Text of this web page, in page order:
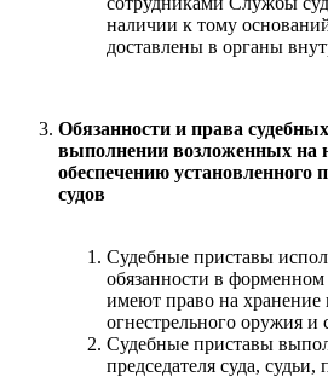
наличии к тому
доставлены в органы
Обязанности и права
выполнении возложенных на
обеспечению установленного
судов
Судебные приставы
обязанности в
имеют право на
огнестрельного оружия и
Судебные приставы
председателя суда,